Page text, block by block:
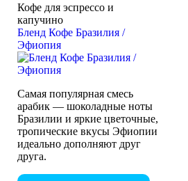
Кофе для эспрессо и
капучино
Бленд Кофе Бразилия /
Эфиопия
Самая популярная смесь
арабик — шоколадные ноты
Бразилии и яркие цветочные,
тропические вкусы Эфиопии
идеально дополняют друг
друга.